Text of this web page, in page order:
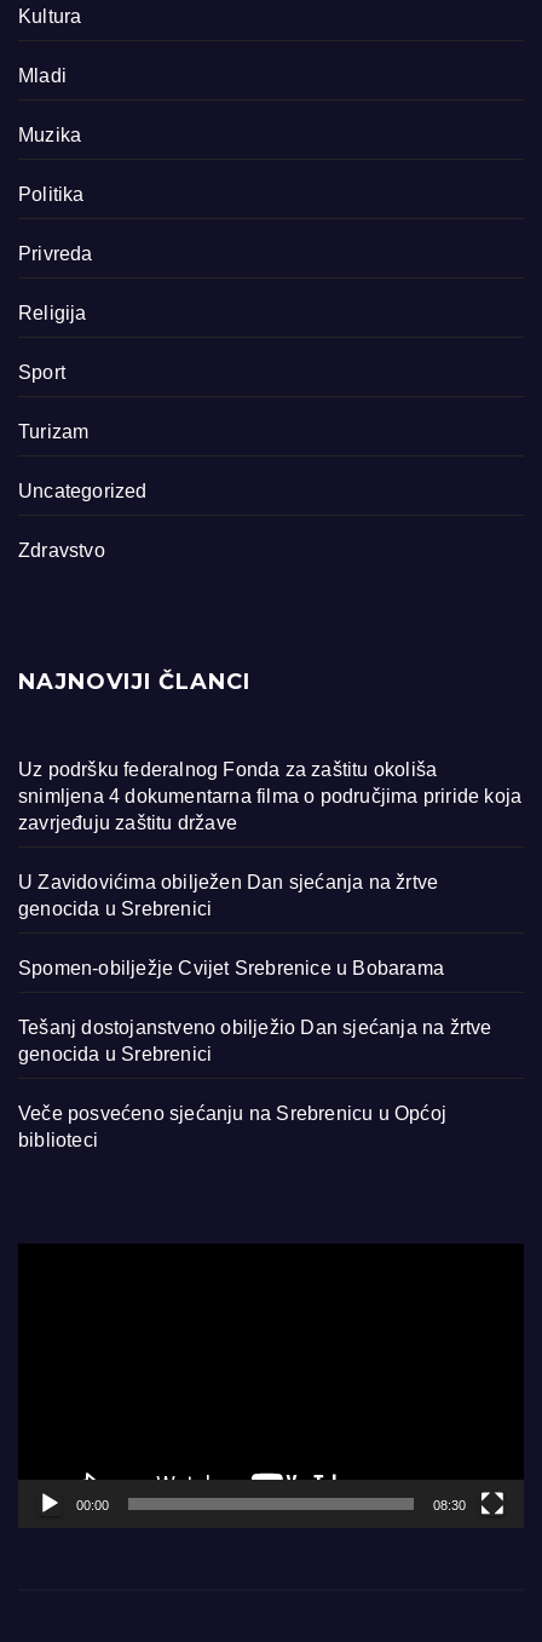
Kultura
Mladi
Muzika
Politika
Privreda
Religija
Sport
Turizam
Uncategorized
Zdravstvo
NAJNOVIJI ČLANCI
Uz podršku federalnog Fonda za zaštitu okoliša
snimljena 4 dokumentarna filma o područjima priride koja
zavrjeđuju zaštitu države
U Zavidovićima obilježen Dan sjećanja na žrtve
genocida u Srebrenici
Spomen-obilježje Cvijet Srebrenice u Bobarama
Tešanj dostojanstveno obilježio Dan sjećanja na žrtve
genocida u Srebrenici
Veče posvećeno sjećanju na Srebrenicu u Općoj
biblioteci
00:00 08:30